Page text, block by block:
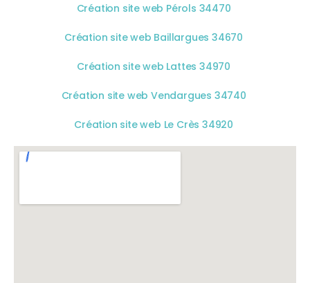
Création site web Pérols 34470
Création site web Baillargues 34670
Création site web Lattes 34970
Création site web Vendargues 34740
Création site web Le Crès 34920